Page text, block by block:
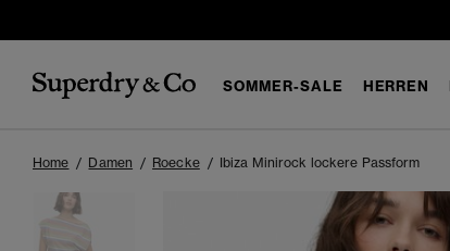
SOMMER-SALE HERREN
Home Damen Roecke Ibiza Minirock lockere Passform